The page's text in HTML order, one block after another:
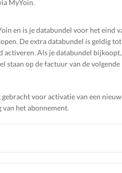
MyYoin.
en is je databundel voor het eind
De extra databundel is geldig
activeren. Als je databundel
staan op de factuur van de volgende
voor activatie van een
het abonnement.